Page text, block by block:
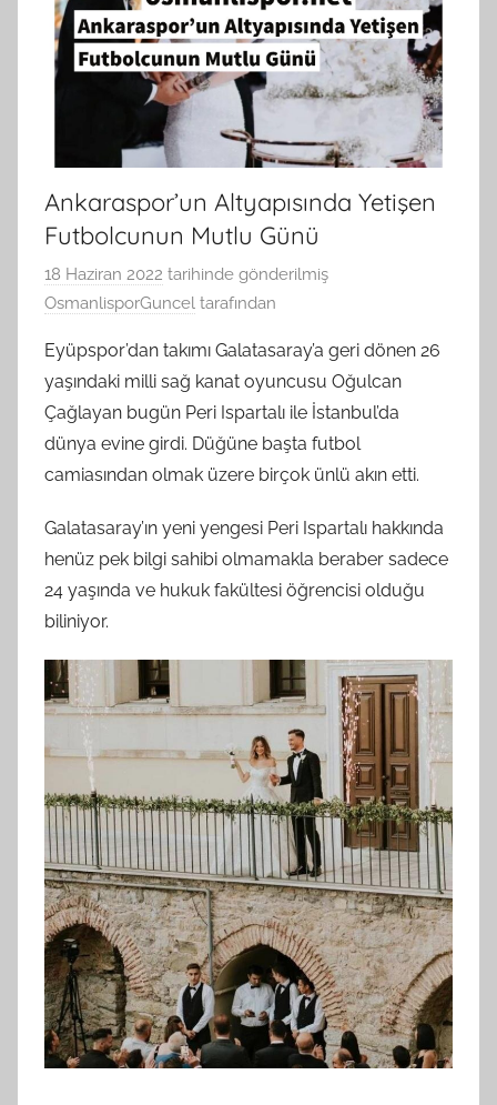
Ankaraspor’un Altyapısında Yetişen
Futbolcunun Mutlu Günü
18 Haziran 2022 tarihinde gönderilmiş
OsmanlisporGuncel tarafından
Eyüpspor’dan takımı Galatasaray’a geri dönen 26
yaşındaki milli sağ kanat oyuncusu Oğulcan
Çağlayan bugün Peri Ispartalı ile İstanbul’da
dünya evine girdi. Düğüne başta futbol
camiasından olmak üzere birçok ünlü akın etti.
Galatasaray’ın yeni yengesi Peri Ispartalı hakkında
henüz pek bilgi sahibi olmamakla beraber sadece
24 yaşında ve hukuk fakültesi öğrencisi olduğu
biliniyor.